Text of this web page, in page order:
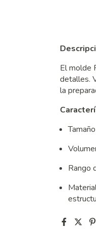
El molde
detalles.
la
Rango